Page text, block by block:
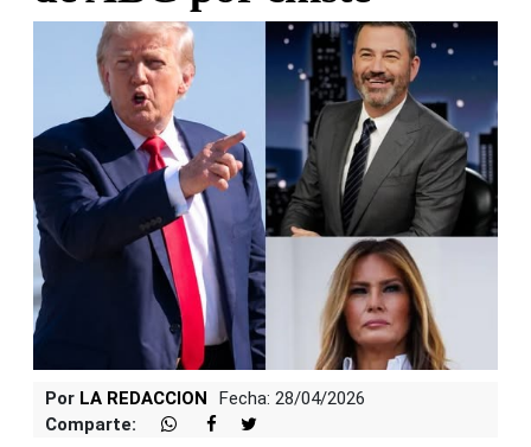
Por LA REDACCION
Fecha: 28/04/2026
Comparte: